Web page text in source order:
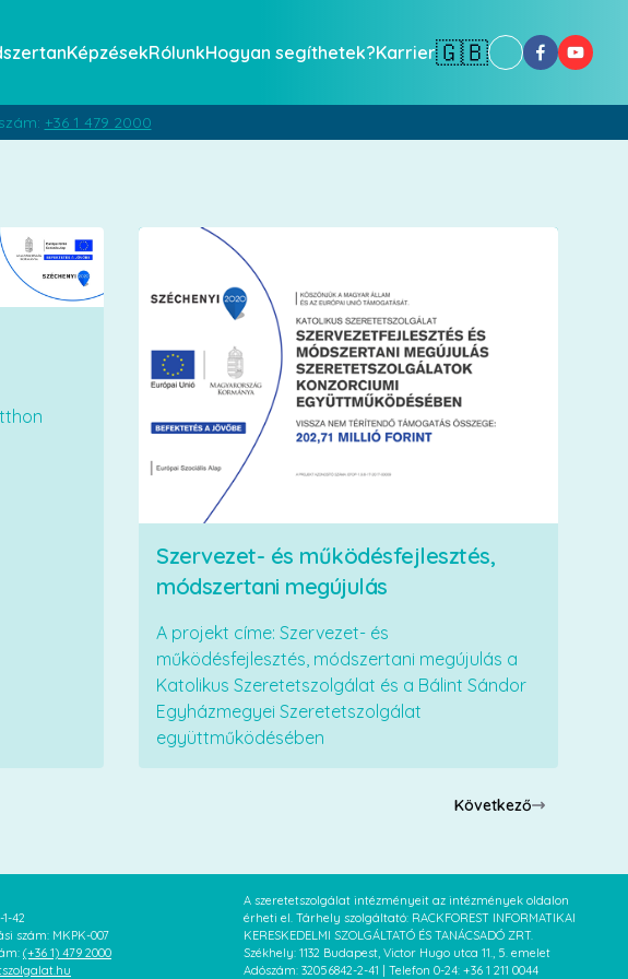
KépzésekRólunkHogyan segíthetek?Karrier🇬🇧
+36 1 479 2000
Szervezet- és működésfejlesztés,
módszertani megújulás
A projekt címe: Szervezet- és
működésfejlesztés, módszertani megújulás a
Katolikus Szeretetszolgálat és a Bálint Sándor
Egyházmegyei Szeretetszolgálat
együttműködésében
Következő
42
szám: MKPK-007
(+36 1) 479 2000
A szeretetszolgálat intézményeit az intézmények oldalon
érheti el. Tárhely szolgáltató: RACKFOREST INFORMATIKAI
KERESKEDELMI SZOLGÁLTATÓ ÉS TANÁCSADÓ ZRT.
Székhely: 1132 Budapest, Victor Hugo utca 11., 5. emelet
Adószám: 32056842-2-41 | Telefon 0-24: +36 1 211 0044